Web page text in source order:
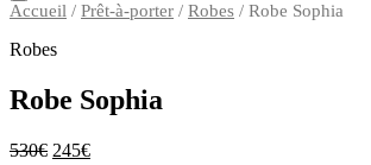
Accueil / Prêt-à-porter / Robes / Robe Sophia
Robes
Robe Sophia
530€ 245€